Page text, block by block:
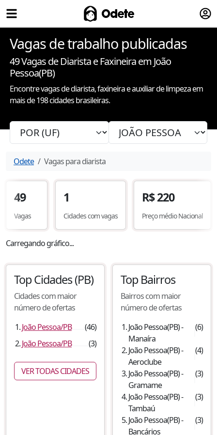
Odete
Vagas de trabalho publicadas
49Vagas de Diarista e Faxineiraem João
Pessoa(PB)
Encontre vagas de diarista, faxineira e auxiliar de limpeza em
mais de 198 cidades brasileiras.
Odete Vagas para diarista
49
Vagas
1
Cidades com vagas
R$220
Preço médio Nacional
Carregando gráfico...
Top Cidades(PB)
Cidades com maior
número de ofertas
João Pessoa/PB (46)
João Pessoa/PB (3)
VER TODAS CIDADES
Top Bairros
Bairros com maior
número de ofertas
João Pessoa(PB) -
Manaíra
(6)
João Pessoa(PB) -
Aeroclube
(4)
João Pessoa(PB) -
Gramame
(3)
João Pessoa(PB) -
Tambaú
(3)
João Pessoa(PB) -
Bancários
(3)